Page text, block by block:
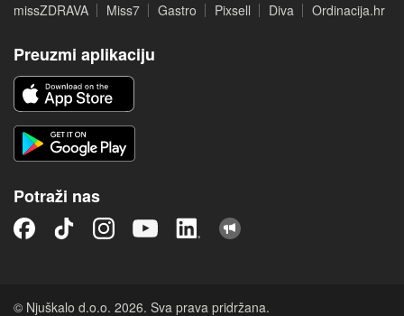
missZDRAVA
Miss7 Gastro Pixsell Diva Ordinacija.hr
Preuzmi aplikaciju
Potraži nas
© Njuškalo d.o.o. 2026. Sva prava pridržana.